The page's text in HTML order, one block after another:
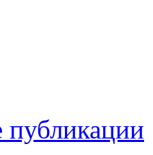
публикации